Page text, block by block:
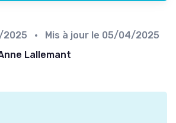
• Mis à jour le 05/04/2025
Lallemant